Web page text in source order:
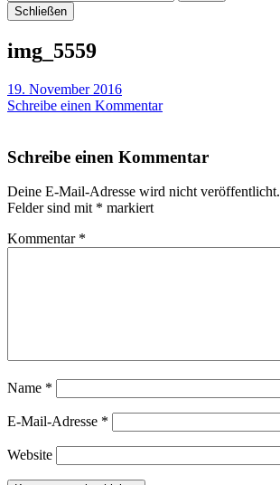
Schließen
img_5559
19. November 2016
Schreibe einen Kommentar
Schreibe einen Kommentar
Deine E-Mail-Adresse wird nicht veröffentlicht.
Felder sind mit * markiert
Kommentar *
Name *
E-Mail-Adresse *
Website